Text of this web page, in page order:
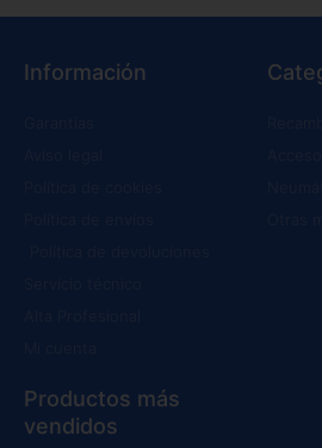
Información
Productos más
vendidos